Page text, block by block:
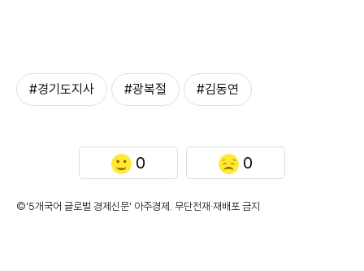
#경기도지사 #광복절 #김동연
0 0
©'5개국어 글로벌 경제신문' 아주경제. 무단전재·재배포 금지